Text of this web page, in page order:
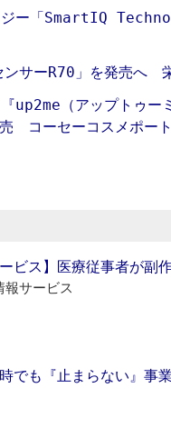
ジー「SmartIQ
ンサーR70」を発売へ
『up2me（アップトゥ
コーセーコスメポート
ビス】医療従事者が副
報サービス
時でも『止まらない』